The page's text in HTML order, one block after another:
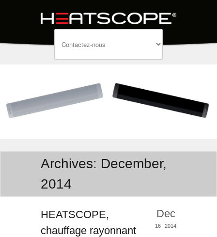
Archives: December,
2014
Dec
16 2014
HEATSCOPE,
chauffage rayonnant